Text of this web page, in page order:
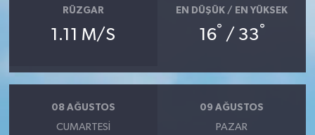
RÜZGAR
1.11 M/S
EN DÜŞÜK / EN YÜKSEK
16° / 33°
08 AĞUSTOS
CUMARTESI
09 AĞUSTOS
PAZAR